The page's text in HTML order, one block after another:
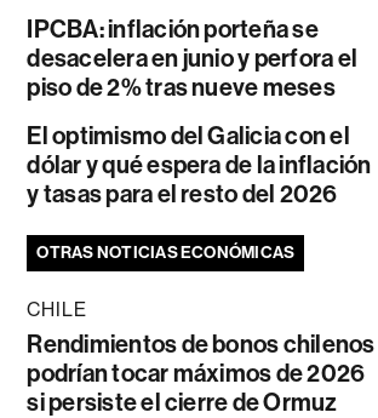
IPCBA: inflación porteña se
desacelera en junio y perfora el
piso de 2% tras nueve meses
El optimismo del Galicia con el
dólar y qué espera de la inflación
y tasas para el resto del 2026
OTRAS NOTICIAS ECONÓMICAS
CHILE
Rendimientos de bonos chilenos
podrían tocar máximos de 2026
si persiste el cierre de Ormuz